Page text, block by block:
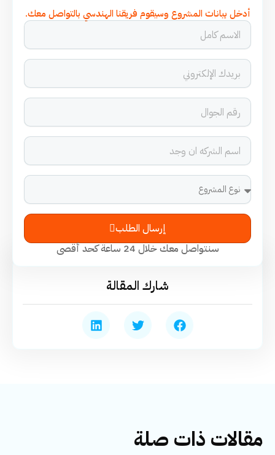
أدخل بيانات المشروع وسيقوم فريقنا الهندسي بالتواصل معك.
إرسال الطلب
سنتواصل معك خلال 24 ساعة كحد أقصى
شارك المقالة
مقالات ذات صلة